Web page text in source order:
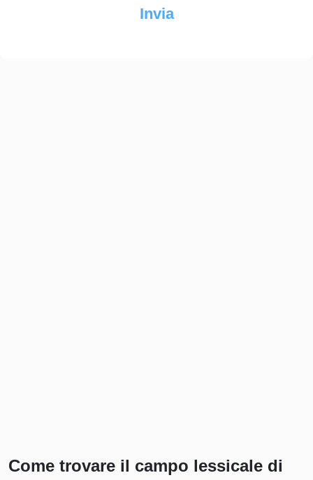
Come trovare il campo lessicale di